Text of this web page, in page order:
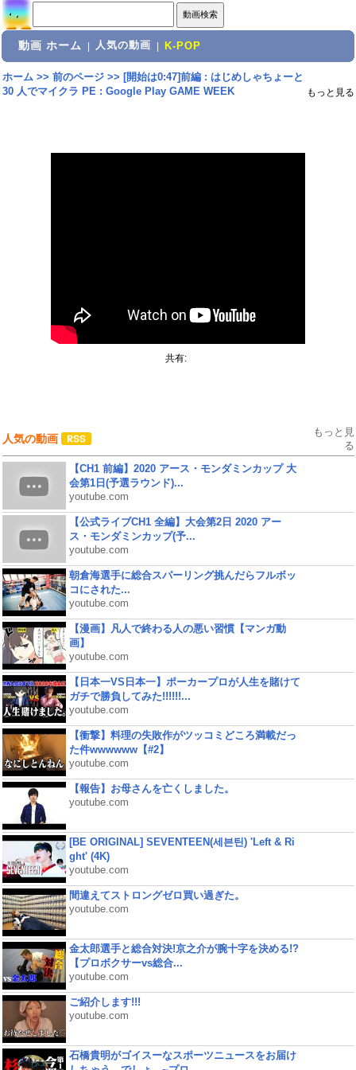
動画 ホーム 人気の動画 K-POP
ホーム>> 前のページ>> [開始は0:47]前編 : はじめしゃちょーと
30 人でマイクラ PE : Google Play GAME WEEK
もっと見る
共有:
人気の動画
もっと見
る
【CH1 前編】2020 アース・モンダミンカップ 大
会第1日(予選ラウンド)...
youtube.com
【公式ライブCH1 全編】大会第2日 2020 アー
ス・モンダミンカップ(予...
youtube.com
朝倉海選手に総合スパーリング挑んだらフルボッ
コにされた...
youtube.com
【漫画】凡人で終わる人の悪い習慣【マンガ動
画】
youtube.com
【日本一VS日本一】ポーカープロが人生を賭けて
ガチで勝負してみた!!!!!!...
youtube.com
【衝撃】料理の失敗作がツッコミどころ満載だっ
た件wwwwww【#2】
youtube.com
【報告】お母さんを亡くしました。
youtube.com
[BE ORIGINAL] SEVENTEEN(세븐틴) 'Left & Ri
ght' (4K)
youtube.com
間違えてストロングゼロ買い過ぎた。
youtube.com
金太郎選手と総合対決!京之介が腕十字を決める!?
【プロボクサーvs総合...
youtube.com
ご紹介します!!!
youtube.com
石橋貴明がゴイスーなスポーツニュースをお届け